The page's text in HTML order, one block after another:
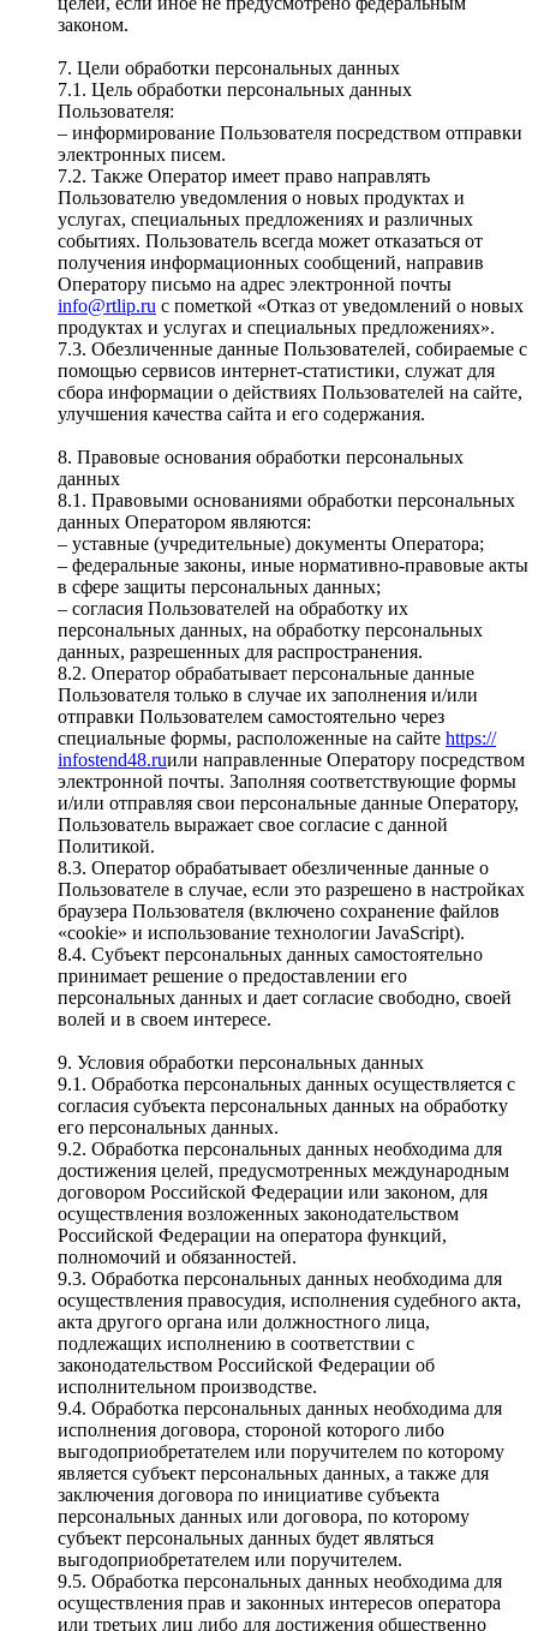
законом.
7. Цели обработки персональных данных
7.1. Цель обработки персональных данных
Пользователя:
– информирование Пользователя посредством отправки
электронных писем.
7.2. Также Оператор имеет право направлять
Пользователю уведомления о новых продуктах и
услугах, специальных предложениях и различных
событиях. Пользователь всегда может отказаться от
получения информационных сообщений, направив
Оператору письмо на адрес электронной почты
info@rtlip.ru с пометкой «Отказ от уведомлений о новых
продуктах и услугах и специальных предложениях».
7.3. Обезличенные данные Пользователей, собираемые с
помощью сервисов интернет-статистики, служат для
сбора информации о действиях Пользователей на сайте,
улучшения качества сайта и его содержания.
8. Правовые основания обработки персональных
данных
8.1. Правовыми основаниями обработки персональных
данных Оператором являются:
– уставные (учредительные) документы Оператора;
– федеральные законы, иные нормативно-правовые акты
в сфере защиты персональных данных;
– согласия Пользователей на обработку их
персональных данных, на обработку персональных
данных, разрешенных для распространения.
8.2. Оператор обрабатывает персональные данные
Пользователя только в случае их заполнения и/или
отправки Пользователем самостоятельно через
специальные формы, расположенные на сайте https://
infostend48.ruили направленные Оператору посредством
электронной почты. Заполняя соответствующие формы
и/или отправляя свои персональные данные Оператору,
Пользователь выражает свое согласие с данной
Политикой.
8.3. Оператор обрабатывает обезличенные данные о
Пользователе в случае, если это разрешено в настройках
браузера Пользователя (включено сохранение файлов
«cookie» и использование технологии JavaScript).
8.4. Субъект персональных данных самостоятельно
принимает решение о предоставлении его
персональных данных и дает согласие свободно, своей
волей и в своем интересе.
9. Условия обработки персональных данных
9.1. Обработка персональных данных осуществляется с
согласия субъекта персональных данных на обработку
его персональных данных.
9.2. Обработка персональных данных необходима для
достижения целей, предусмотренных международным
договором Российской Федерации или законом, для
осуществления возложенных законодательством
Российской Федерации на оператора функций,
полномочий и обязанностей.
9.3. Обработка персональных данных необходима для
осуществления правосудия, исполнения судебного акта,
акта другого органа или должностного лица,
подлежащих исполнению в соответствии с
законодательством Российской Федерации об
исполнительном производстве.
9.4. Обработка персональных данных необходима для
исполнения договора, стороной которого либо
выгодоприобретателем или поручителем по которому
является субъект персональных данных, а также для
заключения договора по инициативе субъекта
персональных данных или договора, по которому
субъект персональных данных будет являться
выгодоприобретателем или поручителем.
9.5. Обработка персональных данных необходима для
осуществления прав и законных интересов оператора
или третьих лиц либо для достижения общественно